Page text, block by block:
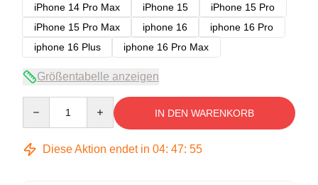
iPhone 14 Pro Max
iPhone 15
iPhone 15 Pro
iPhone 15 Pro Max
iphone 16
iphone 16 Pro
iphone 16 Plus
iphone 16 Pro Max
Größentabelle anzeigen
IN DEN WARENKORB
Diese Aktion endet in 04: 47: 54